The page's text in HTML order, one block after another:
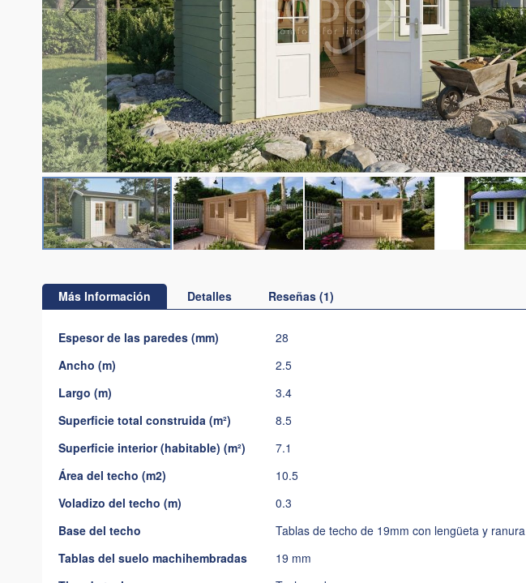
comienzo
de
galería
imágenes
Más Información
Más
Información
Espesor de las paredes (mm)
28
Ancho (m)
2.5
Largo (m)
3.4
Superficie total construida (m²)
8.5
Superficie interior (habitable) (m²)
7.1
Área del techo (m2)
10.5
Voladizo del techo (m)
0.3
Base del techo
Tablas de techo de 19mm con lengüeta y ranura
Tablas del suelo machihembradas
19 mm
Detalles Reseñas 1